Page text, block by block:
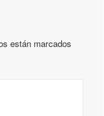
están marcados